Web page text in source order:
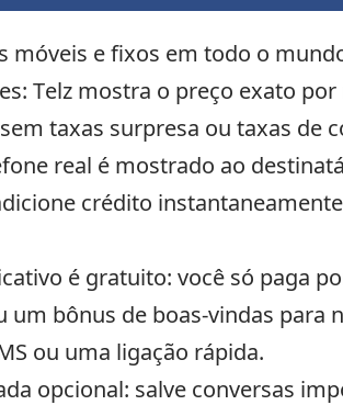
móveis e fixos em todo o
Telz mostra o preço exato
taxas surpresa ou taxas de
real é mostrado ao
crédito
é gratuito: você só paga
um bônus de boas-vindas para
ou uma ligação rápida.
opcional: salve conversas